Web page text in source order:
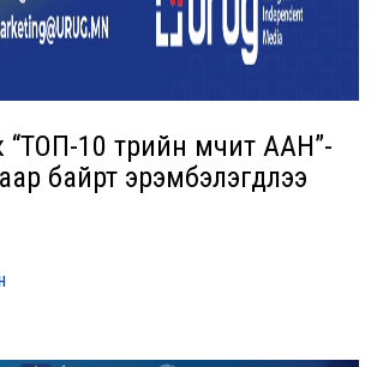
“ТОП-10 төрийн өмчит ААН”-
байрт эрэмбэлэгдлээ